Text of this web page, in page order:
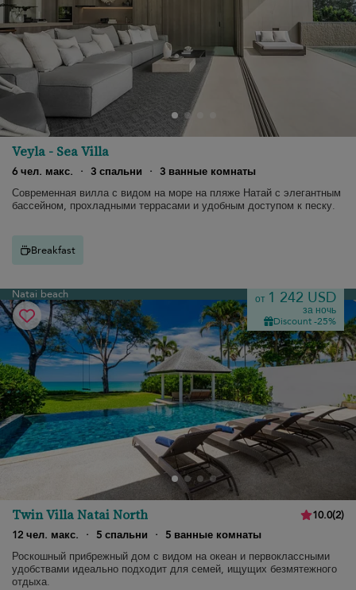
Veyla - Sea Villa
6 чел. макс. · 3 спальни · 3 ванные комнаты
Современная вилла с видом на море на пляже Натай с элегантным
бассейном, прохладными террасами и удобным доступом к песку.
Breakfast
Natai beach от 1 242 USD
за ночь
Discount -25%
Twin Villa Natai North 10.0(2)
12 чел. макс.
· 5 спальни ·
5 ванные комнаты
Роскошный прибрежный дом с видом на океан и первоклассными
удобствами идеально подходит для семей, ищущих безмятежного
отдыха.